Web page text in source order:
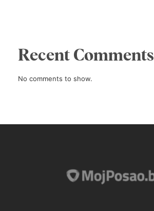
Recent Comments
No comments to show.